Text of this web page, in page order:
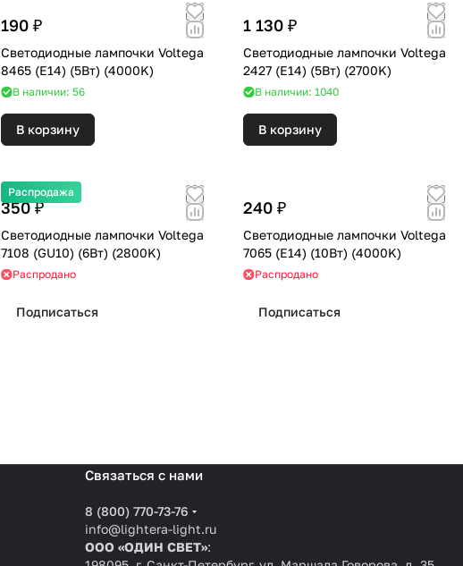
190 ₽
Светодиодные лампочки Voltega
8465 (E14) (5Вт) (4000K)
В наличии: 56
В корзину
1 130 ₽
Светодиодные лампочки Voltega
2427 (E14) (5Вт) (2700K)
В наличии: 1040
В корзину
Распродажа
350 ₽
Светодиодные лампочки Voltega
7108 (GU10) (6Вт) (2800K)
Распродано
Подписаться
240 ₽
Светодиодные лампочки Voltega
7065 (E14) (10Вт) (4000K)
Распродано
Подписаться
Связаться с нами
8 (800) 770-73-76
info@lightera-light.ru
ООО «ОДИН СВЕТ»: